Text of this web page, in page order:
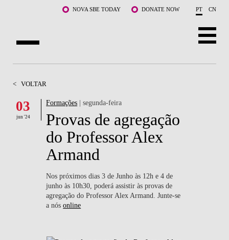
Saltar para o conteúdo principalNOVA SBE TODAY DONATE NOW PT CN
DOCENTES E INVESTIGAÇÃO
COMUNIDADE
WHAT'S HAPPENING
< VOLTAR
03
jun '24
Formações | segunda-feira
Provas de agregação
do Professor Alex
Armand
Nos próximos dias 3 de Junho às 12h e 4 de
junho às 10h30, poderá assistir às provas de
agregação do Professor Alex Armand. Junte-se
a nósonline